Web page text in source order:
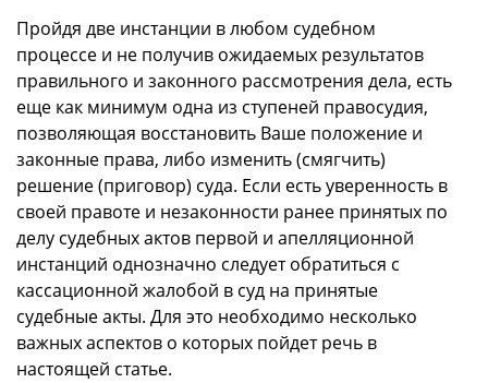
Пройдя две инстанции в любом судебном
процессе и не получив ожидаемых результатов
правильного и законного рассмотрения дела, есть
еще как минимум одна из ступеней правосудия,
позволяющая восстановить Ваше положение и
законные права, либо изменить (смягчить)
решение (приговор) суда. Если есть уверенность в
своей правоте и незаконности ранее принятых по
делу судебных актов первой и апелляционной
инстанций однозначно следует обратиться с
кассационной жалобой в суд на принятые
судебные акты. Для это необходимо несколько
важных аспектов о которых пойдет речь в
настоящей статье.